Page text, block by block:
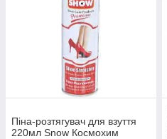
Піна-розтягувач для взуття
220мл Snow Космохим